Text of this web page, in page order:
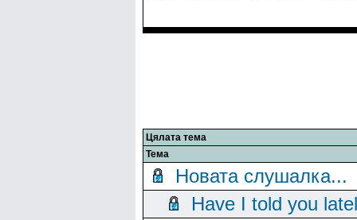
Цялата тема
Тема
Новата слушалка...
Have I told you